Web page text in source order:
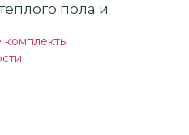
пола и